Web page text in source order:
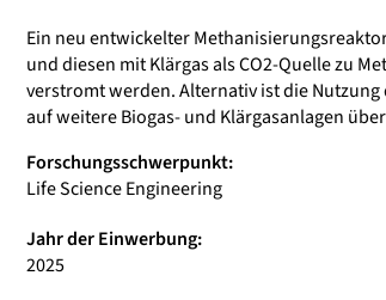
Ein neu entwickelter
und diesen mit Klärgas als CO2-Quelle zu
verstromt werden. Alternativ ist die
auf weitere Biogas- und Klärgasanlagen
Forschungsschwerpunkt:
Life Science Engineering
Jahr der Einwerbung:
2025